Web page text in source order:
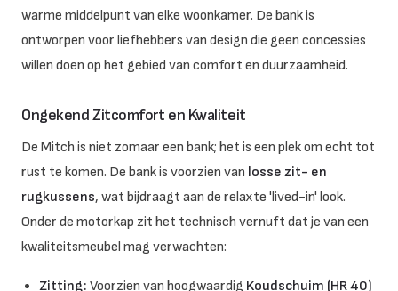
warme middelpunt van elke woonkamer. De bank is
ontworpen voor liefhebbers van design die geen concessies
willen doen op het gebied van comfort en duurzaamheid.
Ongekend Zitcomfort en Kwaliteit
De Mitch is niet zomaar een bank; het is een plek om echt tot
rust te komen. De bank is voorzien van losse zit- en
rugkussens, wat bijdraagt aan de relaxte 'lived-in' look.
Onder de motorkap zit het technisch vernuft dat je van een
kwaliteitsmeubel mag verwachten:
Zitting: Voorzien van hoogwaardig Koudschuim (HR 40)